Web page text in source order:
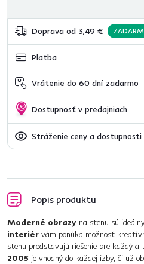
Doprava od 3,49 €
Platba
Vrátenie do 60 dní zadarmo
Dostupnosť v predajniach
Stráženie ceny a dostupnosti
Popis produktu
Moderné obrazy na stenu sú
interiér vám ponúka možnosť
stenu predstavujú riešenie pre každý a
2005 je vhodný do každej izby, či už